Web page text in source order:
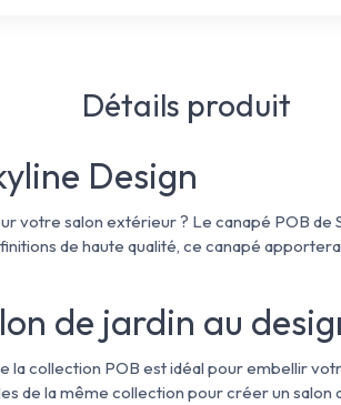
Détails produit
Design
votre salon extérieur ? Le canapé POB de
de haute qualité, ce canapé
de jardin au
la collection POB est idéal pour embellir
de la même collection pour créer un salon